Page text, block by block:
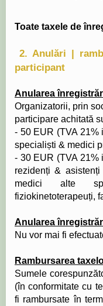
Toate taxele de
2. Anulări |
participant
Anularea
Organizatorii, prin
participare achitată
- 50 EUR (TVA 21%
specialiști & medici
- 30 EUR (TVA 21%
rezidenți &
medici alte
fiziokinetoterapeuți,
Anularea
Nu vor mai fi
Rambursarea
Sumele
(în conformitate cu
fi rambursate în